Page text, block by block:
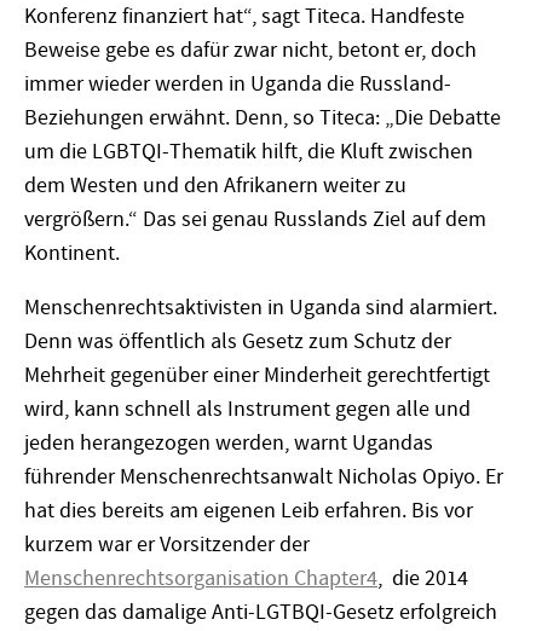
Konferenz finanziert hat“, sagt Titeca. Handfeste
Beweise gebe es dafür zwar nicht, betont er, doch
immer wieder werden in Uganda die Russland-
Beziehungen erwähnt. Denn, so Titeca: „Die Debatte
um die LGBTQI-Thematik hilft, die Kluft zwischen
dem Westen und den Afrikanern weiter zu
vergrößern.“ Das sei genau Russlands Ziel auf dem
Kontinent.
Menschenrechtsaktivisten in Uganda sind alarmiert.
Denn was öffentlich als Gesetz zum Schutz der
Mehrheit gegenüber einer Minderheit gerechtfertigt
wird, kann schnell als Instrument gegen alle und
jeden herangezogen werden, warnt Ugandas
führender Menschenrechtsanwalt Nicholas Opiyo. Er
hat dies bereits am eigenen Leib erfahren. Bis vor
kurzem war er Vorsitzender der
Menschenrechtsorganisation Chapter4, die 2014
gegen das damalige Anti-LGTBQI-Gesetz erfolgreich